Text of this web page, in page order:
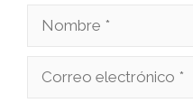
Nombre
Correo